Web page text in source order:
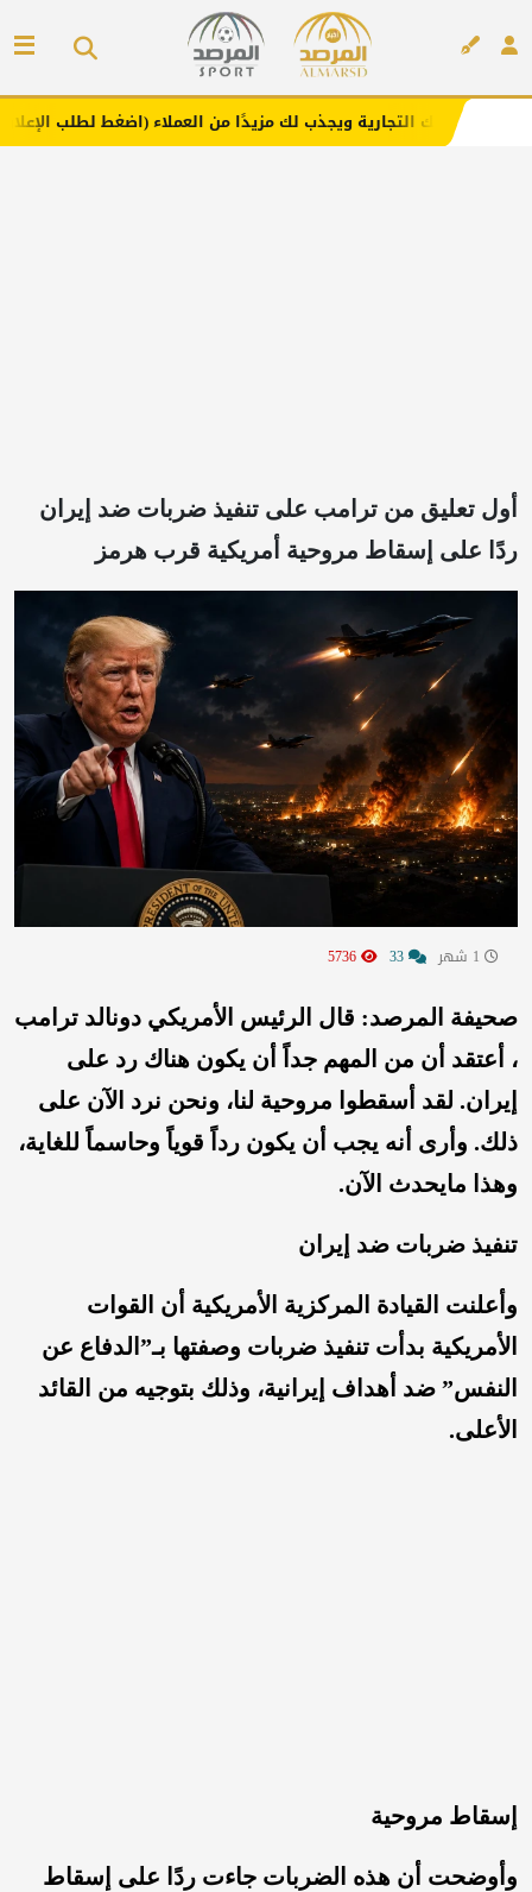
ويجذب لك مزيدًا من العملاء (اضغط لطلب الإعلان)
أول تعليق من ترامب على تنفيذ ضربات ضد إيران
ردًا على إسقاط مروحية أمريكية قرب هرمز
صحيفة المرصد: قال الرئيس الأمريكي دونالد ترامب
، أعتقد أن من المهم جداً أن يكون هناك رد على
إيران. لقد أسقطوا مروحية لنا، ونحن نرد الآن على
ذلك. وأرى أنه يجب أن يكون رداً قوياً وحاسماً للغاية،
وهذا مايحدث الآن.
تنفيذ ضربات ضد إيران
وأعلنت القيادة المركزية الأمريكية أن القوات
الأمريكية بدأت تنفيذ ضربات وصفتها بـ”الدفاع عن
النفس” ضد أهداف إيرانية، وذلك بتوجيه من القائد
الأعلى.
إسقاط مروحية
وأوضحت أن هذه الضربات جاءت ردًا على إسقاط